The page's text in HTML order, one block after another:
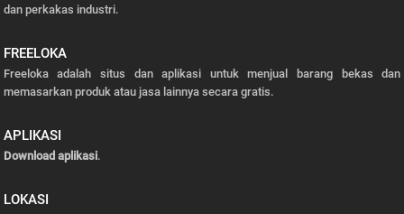
dan perkakas industri.
FREELOKA
Freeloka adalah situs dan aplikasi untuk menjual barang bekas dan
memasarkan produk atau jasa lainnya secara gratis.
APLIKASI
Download aplikasi.
LOKASI